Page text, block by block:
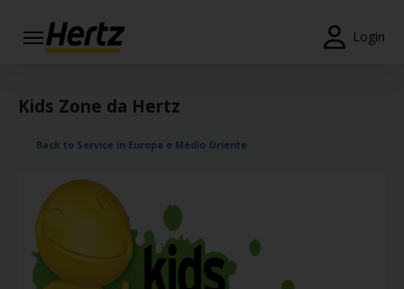
Login
Campanhas
Gold
Overview
Kids Zone da Hertz
Back to Service in Europa e Médio Oriente